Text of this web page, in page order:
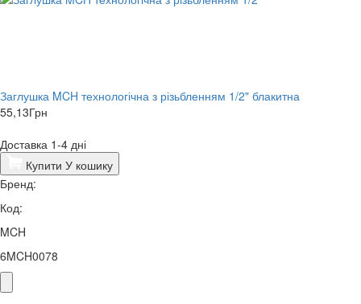
Заглушка MCH технологічна з різьбленням 1/2" блакитна
55,13Грн
Доставка 1-4 дні
Купити У кошику
Бренд:
Код:
MCH
6MCH0078